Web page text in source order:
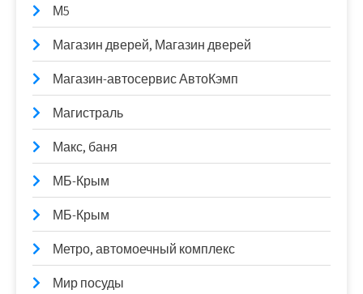
М5
Магазин дверей, Магазин дверей
Магазин-автосервис АвтоКэмп
Магистраль
Макс, баня
МБ-Крым
МБ-Крым
Метро, автомоечный комплекс
Мир посуды